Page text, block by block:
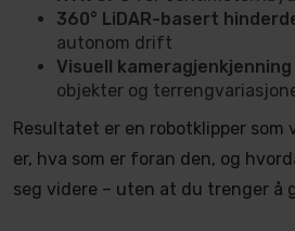
360° LiDAR-basert
autonom drift
Visuell kameragjenkjenning
objekter og
Resultatet er en robotklipper som
er, hva som er foran den, og
seg videre – uten at du trenger å